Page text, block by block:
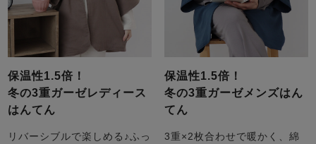
保温性1.5倍！
冬の3重ガーゼレディース
はんてん
リバーシブルで楽しめる♪ふっ
保温性1.5倍！
冬の3重ガーゼメンズはん
てん
3重×2枚合わせで暖かく、綿